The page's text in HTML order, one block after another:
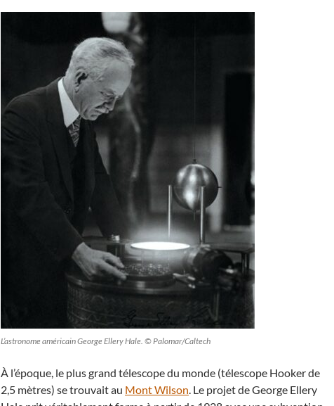
L’astronome américain George Ellery Hale. © Palomar/Caltech
À l’époque, le plus grand télescope du monde (télescope Hooker de
2,5 mètres) se trouvait au Mont Wilson. Le projet de George Ellery